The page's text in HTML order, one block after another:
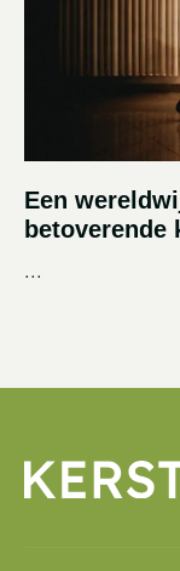
Een
...